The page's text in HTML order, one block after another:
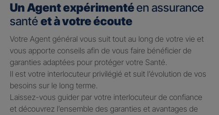
Un Agent expérimentéen assurance
santé et à votre écoute
Votre Agent général vous suit tout au long de votre vie et
vous apporte conseils afin de vous faire bénéficier de
garanties adaptées pour protéger votre Santé.​
Il est votre interlocuteur privilégié et suit l’évolution de vos
besoins sur le long terme.​
Laissez-vous guider par votre interlocuteur de confiance
et découvrez l’ensemble des garanties et avantages de